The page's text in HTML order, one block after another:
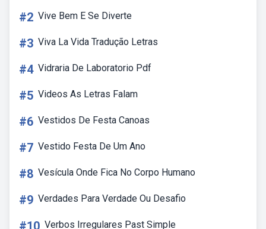
#2 Vive Bem E Se Diverte
#3 Viva La Vida Tradução Letras
#4 Vidraria De Laboratorio Pdf
#5 Videos As Letras Falam
#6 Vestidos De Festa Canoas
#7 Vestido Festa De Um Ano
#8 Vesícula Onde Fica No Corpo Humano
#9 Verdades Para Verdade Ou Desafio
#10 Verbos Irregulares Past Simple